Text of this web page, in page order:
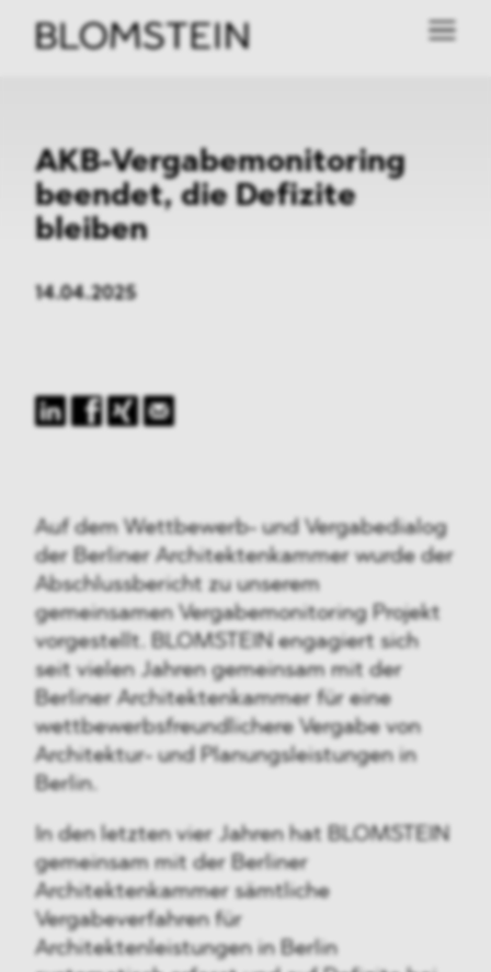
AKB-Vergabemonitoring
beendet, die Defizite
bleiben
14.04.2025
Auf dem Wettbewerb- und Vergabedialog
der Berliner Architektenkammer wurde der
Abschlussbericht zu unserem
gemeinsamen Vergabemonitoring Projekt
vorgestellt. BLOMSTEIN engagiert sich
seit vielen Jahren gemeinsam mit der
Berliner Architektenkammer für eine
wettbewerbsfreundlichere Vergabe von
Architektur- und Planungsleistungen in
Berlin.
In den letzten vier Jahren hat BLOMSTEIN
gemeinsam mit der Berliner
Architektenkammer sämtliche
Vergabeverfahren für
Architektenleistungen in Berlin